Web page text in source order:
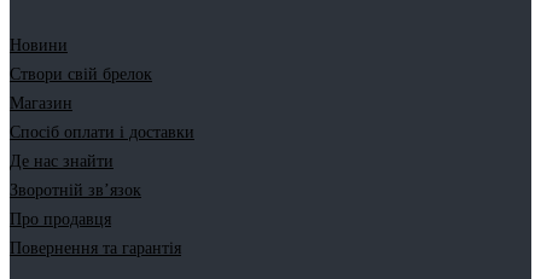
Новини
Створи свій брелок
Магазин
Спосіб оплати і доставки
Де нас знайти
Зворотній зв’язок
Про продавця
Повернення та гарантія